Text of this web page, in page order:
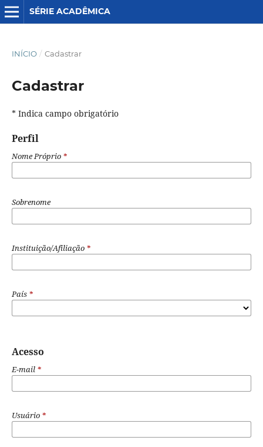
SÉRIE ACADÊMICA
INÍCIO / Cadastrar
Cadastrar
* Indica campo obrigatório
Perfil
Nome Próprio *
Sobrenome
Instituição/Afiliação *
País *
Acesso
E-mail *
Usuário *